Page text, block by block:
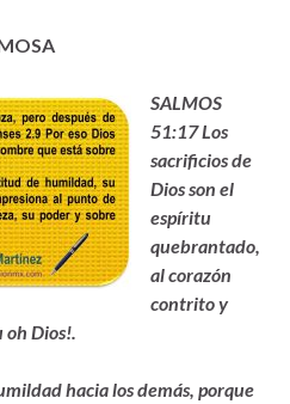
SALMOS
51:17 Los
sacrificios de
Dios son el
espíritu
quebrantado,
al corazón
contrito y
Dios!.
hacia los demás, porque